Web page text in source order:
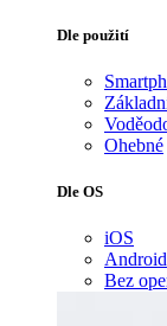
Dle použití
Ohebné
Dle OS
iOS
Android
Bez